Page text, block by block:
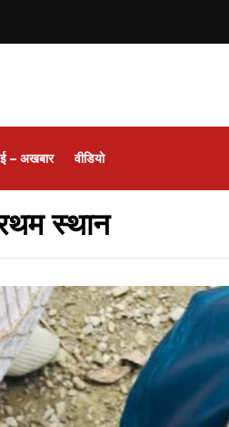
ई – अखबार वीडियो
स्थान